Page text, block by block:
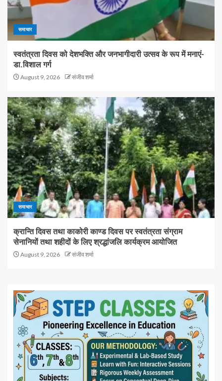
समाचार
स्वतंत्रता दिवस को देशभक्ति और जनभागीदारी उत्सव के रूप में मनाएं-
डा.विशाल गर्ग
August 9, 2026 संजीव शर्मा
समाचार
क्रान्ति दिवस तथा काकोरी काण्ड दिवस पर स्वतंत्रता संग्राम
सेनानियों तथा शहीदों के लिए श्रद्धांजलि कार्यक्रम आयोजित
August 9, 2026 संजीव शर्मा